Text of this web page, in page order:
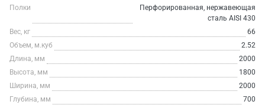
Полки
Перфорированная, нержавеющая
сталь AISI 430
Вес, кг
66
Объем, м.куб
2.52
Длина, мм
2000
Высота, мм
1800
Ширина, мм
2000
Глубина, мм
700